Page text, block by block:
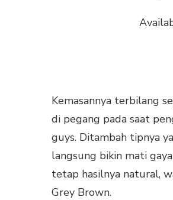
Kemasannya terbilang
di pegang pada saat
guys. Ditambah tipnya
langsung bikin mati
tetap hasilnya natural,
Grey Brown.